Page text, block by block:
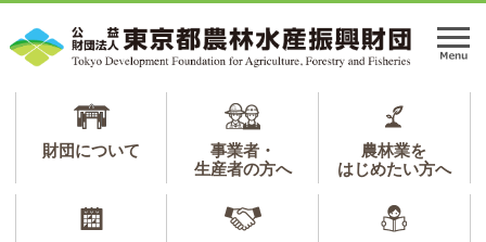
ジ
ュ
メ
財団について
事業者・
生産者の方へ
農林業を
はじめたい方へ